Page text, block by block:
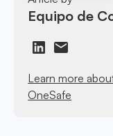
Equipo de
Learn more
OneSafe